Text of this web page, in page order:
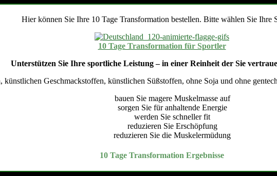
Hier können Sie Ihre 10 Tage Transformation bestellen. Bitte wählen Sie Ihre
10 Tage Transformation für Sportler
Unterstützen Sie Ihre sportliche Leistung – in einer Reinheit der Sie
künstlichen Geschmackstoffen, künstlichen Süßstoffen, ohne Soja und ohne
bauen Sie magere Muskelmasse auf
sorgen Sie für anhaltende Energie
werden Sie schneller fit
reduzieren Sie Erschöpfung
reduzieren Sie die Muskelermüdung
10 Tage Transformation Ergebnisse